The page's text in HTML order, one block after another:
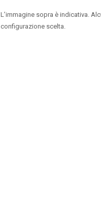
L’immagine sopra è indicativa.
configurazione scelta.